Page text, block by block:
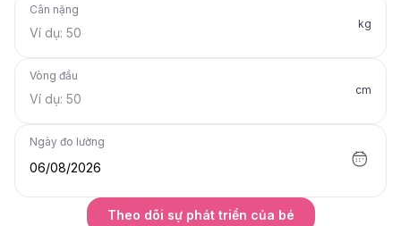
Cân nặng
kg
Vòng đầu
cm
Ngày đo lường
06/08/2026
Theo dõi sự phát triển của bé